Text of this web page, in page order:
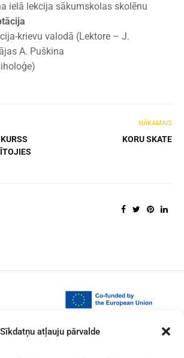
Sīkdatņu atļauju pārvalde
ielā lekcija sākumskolas skolēnu
krievu valodā (Lektore – J.
A. Puškina
NĀKAMAIS
KORU SKATE